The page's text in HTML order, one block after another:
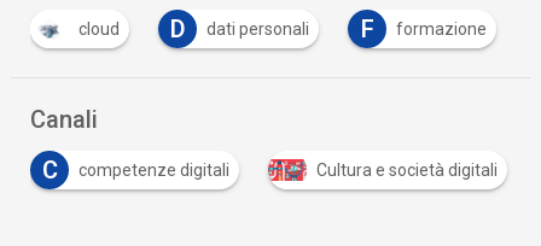
D dati personali F formazione I istat
Canali
C
competenze digitali Cultura e società digitali